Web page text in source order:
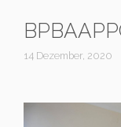
14 Dezember, 2020